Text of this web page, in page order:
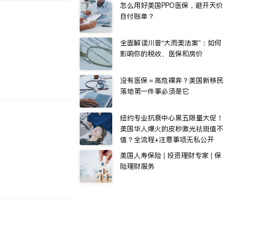
怎么用好美国PPO医保，避开天价
自付账单？
全面解读川普“大而美法案”：如何
影响你的税收、医保和房价
没有医保＝高危裸奔？美国新移民
落地第一件事必须是它
纽约专业抗衰中心黑五限量大促！
美国华人爆火的皮秒激光祛斑值不
值？全流程+注意事项无私公开
美国人寿保险 | 投资理财专家 | 保
险理财服务